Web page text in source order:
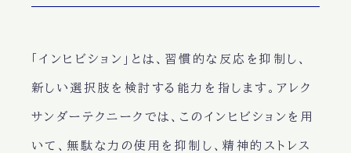
「インヒビション」とは、習慣的な反応を抑制し、
新しい選択肢を検討する能力を指します。アレク
サンダーテクニークでは、このインヒビションを用
いて、無駄な力の使用を抑制し、精神的ストレス